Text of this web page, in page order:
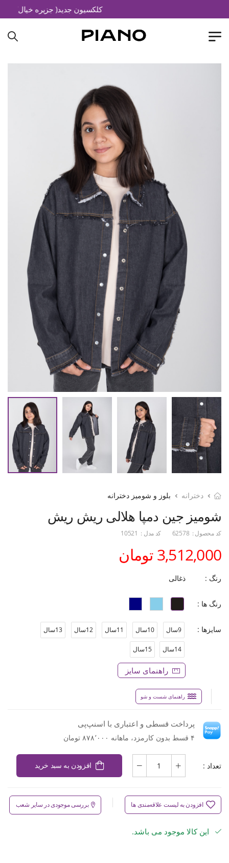
کلکسیون جدید( جزیره خیال)
دخترانه بلوز و شومیز دخترانه
شومیز جین دمپا هلالی ریش ریش
کد محصول : 62578 کد مدل : 10521
3,512,000 تومان
رنگ : ذغالی
رنگ ها :
سایزها : 9سال 10سال 11سال 12سال 13سال
14سال 15سال
راهنمای سایز
راهنمای شست و شو
پرداخت قسطی و اعتباری با اسنپ‌پی
۴ قسط بدون کارمزد، ماهانه ۸۷۸٬۰۰۰ تومان
تعداد : افزودن به سبد خرید
افزودن به لیست علاقه‌مندی ها بررسی موجودی در سایر شعب
این کالا موجود می باشد.